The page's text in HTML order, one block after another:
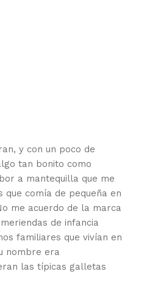
y con un poco de
tan bonito como
a mantequilla que me
comía de pequeña en
me acuerdo de la marca
de infancia
familiares que vivían en
nombre era
las típicas galletas